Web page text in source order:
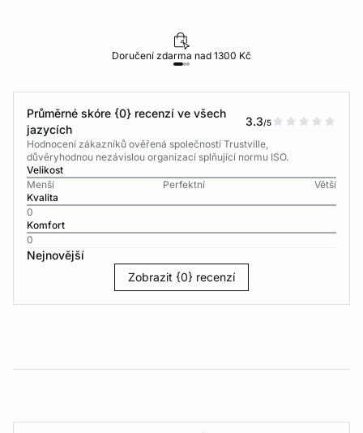
Doručení zdarma nad 1300 Kč
Průměrné skóre {0} recenzí ve všech
jazycích
3.3/5
Hodnocení zákazníků ověřená společností Trustville,
důvěryhodnou nezávislou organizací splňující normu ISO.
Velikost
Menší
Perfektní
Větší
Kvalita
0
Komfort
0
Nejnovější
Zobrazit {0} recenzí